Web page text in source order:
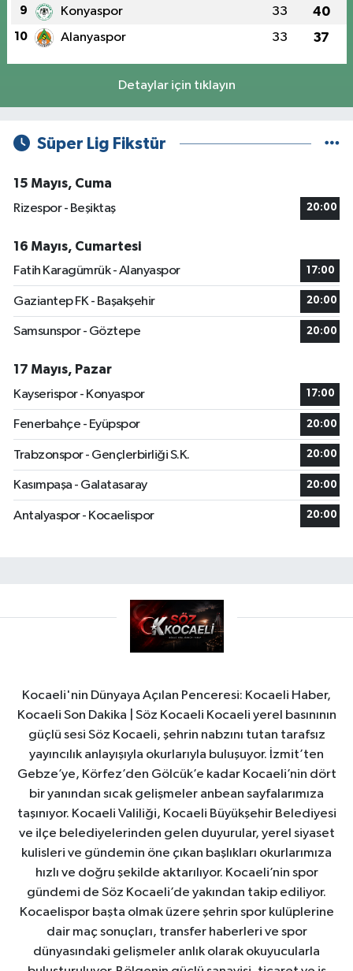
9 Konyaspor 33 40
10 Alanyaspor 33 37
Detaylar için tıklayın
Süper Lig Fikstür
15 Mayıs, Cuma
Rizespor - Beşiktaş
20:00
16 Mayıs, Cumartesi
Fatih Karagümrük - Alanyaspor
17:00
Gaziantep FK - Başakşehir 20:00
Samsunspor - Göztepe 20:00
17 Mayıs, Pazar
Kayserispor - Konyaspor
17:00
Fenerbahçe - Eyüpspor 20:00
Trabzonspor - Gençlerbirliği S.K. 20:00
Kasımpaşa - Galatasaray 20:00
Antalyaspor - Kocaelispor 20:00
Kocaeli'nin Dünyaya Açılan Penceresi: Kocaeli Haber,
Kocaeli Son Dakika | Söz Kocaeli Kocaeli yerel basınının
güçlü sesi Söz Kocaeli, şehrin nabzını tutan tarafsız
yayıncılık anlayışıyla okurlarıyla buluşuyor. İzmit’ten
Gebze’ye, Körfez’den Gölcük’e kadar Kocaeli’nin dört
bir yanından sıcak gelişmeler anbean sayfalarımıza
taşınıyor. Kocaeli Valiliği, Kocaeli Büyükşehir Belediyesi
ve ilçe belediyelerinden gelen duyurular, yerel siyaset
kulisleri ve gündemin öne çıkan başlıkları okurlarımıza
hızlı ve doğru şekilde aktarılıyor. Kocaeli’nin spor
gündemi de Söz Kocaeli’de yakından takip ediliyor.
Kocaelispor başta olmak üzere şehrin spor kulüplerine
dair maç sonuçları, transfer haberleri ve spor
dünyasındaki gelişmeler anlık olarak okuyucularla